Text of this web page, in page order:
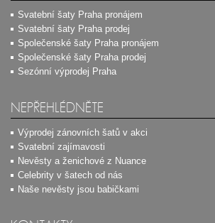
Svatební šaty Praha pronájem
Svatební šaty Praha prodej
Společenské šaty Praha pronájem
Společenské šaty Praha prodej
Sezónní výprodej Praha
NEPŘEHLÉDNĚTE
Výprodej zánovních šatů v akci
Svatební zajímavosti
Nevěsty a ženichové z Nuance
Celebrity v šatech od nás
Naše nevěsty jsou babičkami